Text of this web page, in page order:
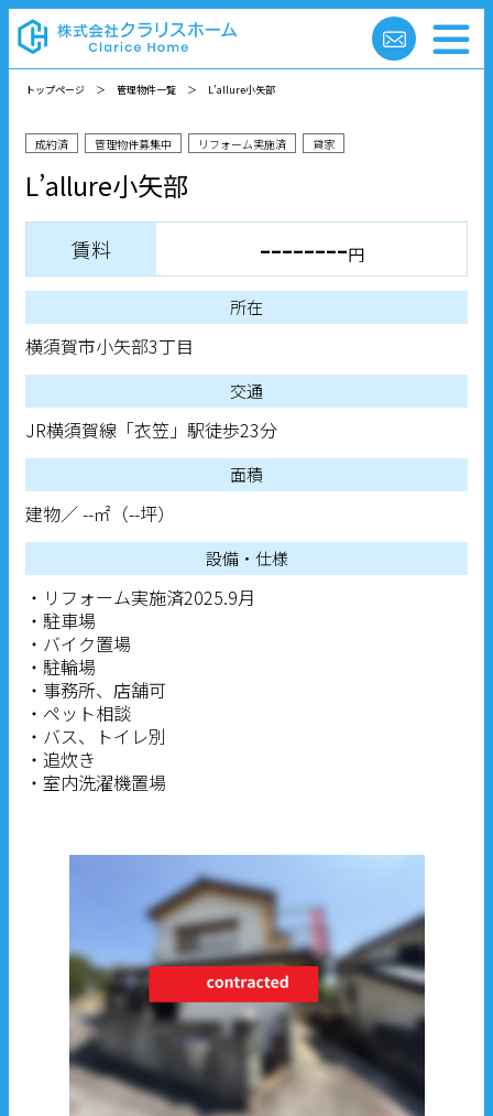
トップページ ＞ 管理物件一覧 ＞ L’allure小矢部
成約済 管理物件募集中 リフォーム実施済 貸家
L’allure小矢部
賃料 --------円
所在
横須賀市小矢部3丁目
交通
JR横須賀線「衣笠」駅徒歩23分
面積
建物／ --㎡（--坪）
設備・仕様
・リフォーム実施済2025.9月
・駐車場
・バイク置場
・駐輪場
・事務所、店舗可
・ペット相談
・バス、トイレ別
・追炊き
・室内洗濯機置場